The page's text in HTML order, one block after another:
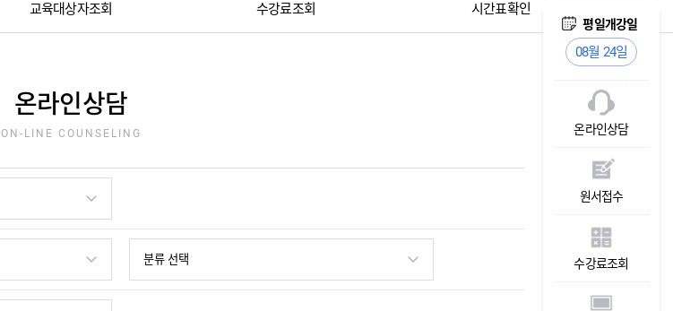
교육대상자조회 수강료조회 시간표확인
온라인상담
ON-LINE COUNSELING
주말개강일
08월 29일
온라인상담
원서접수
수강료조회